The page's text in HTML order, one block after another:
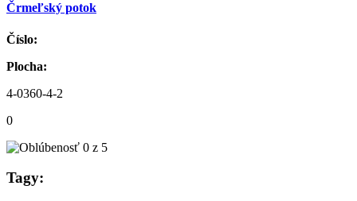
Črmeľský potok
Číslo:
Plocha:
4-0360-4-2
0
Tagy: